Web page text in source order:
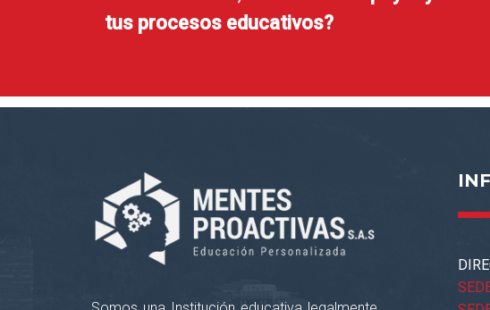
tus procesos educativos?